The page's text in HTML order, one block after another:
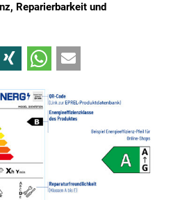
Reparierbarkeit und